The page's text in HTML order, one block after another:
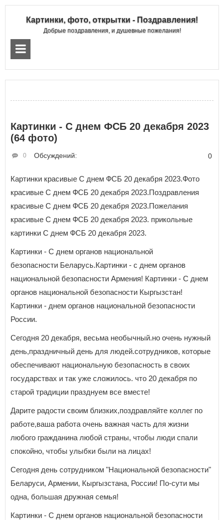
Картинки, фото, открытки - Поздравления!
Добрые поздравления, и душевные пожелания!
Картинки - С днем ФСБ 20 декабря 2023
(64 фото)
Обсуждений:
0 0
Картинки красивые С днем ФСБ 20 декабря 2023.Фото
красивые С днем ФСБ 20 декабря 2023.Поздравления
красивые С днем ФСБ 20 декабря 2023.Пожелания
красивые С днем ФСБ 20 декабря 2023. прикольные
картинки С днем ФСБ 20 декабря 2023.
Картинки - С днем органов национальной
безопасности Беларусь.Картинки - с днем органов
национальной безопасности Армения! Картинки - С днем
органов национальной безопасности Кыргызстан!
Картинки - днем органов национальной безопасности
России.
Сегодня 20 декабря, весьма необычный.но очень нужный
день,праздничный день для людей.сотрудников, которые
обеспечивают национальную безопасность в своих
государствах и так уже сложилось. что 20 декабря по
старой традиции празднуем все вместе!
Дарите радости своим близких,поздравляйте коллег по
работе,ваша работа очень важная часть для жизни
любого гражданина любой страны, чтобы люди спали
спокойно, чтобы улыбки были на лицах!
Сегодня день сотрудником "Национальной безопасности"
Беларуси, Армении, Кыргызстана, России! По-сути мы
одна, большая дружная семья!
Картинки - С днем органов национальной безопасности